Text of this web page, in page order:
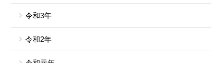
令和3年
令和2年